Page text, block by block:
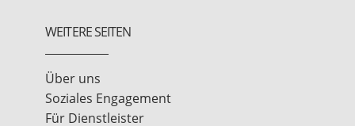
WEITERE SEITEN
Über uns
Soziales Engagement
Für Dienstleister